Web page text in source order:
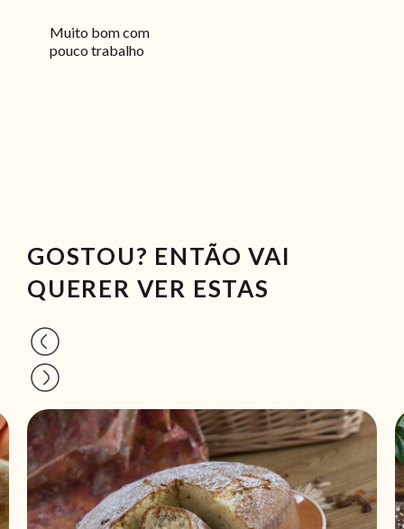
Muito bom com
pouco trabalho
GOSTOU? ENTÃO VAI
QUERER VER ESTAS